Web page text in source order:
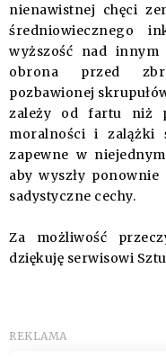
nienawistnej chęci
średniowiecznego
wyższość nad
obrona przed
pozbawionej
zależy od fartu niż
moralności i zalążki
zapewne w
aby wyszły
sadystyczne cechy.
Za możliwość
dziękuję serwisowi